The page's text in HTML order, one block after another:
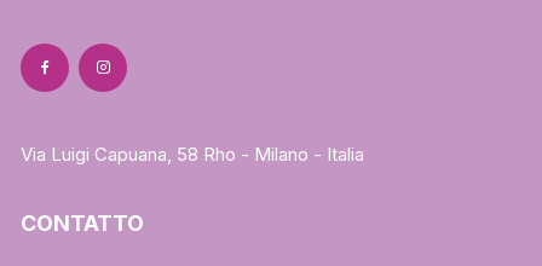
Via Luigi Capuana, 58 Rho - Milano - Italia
CONTATTO